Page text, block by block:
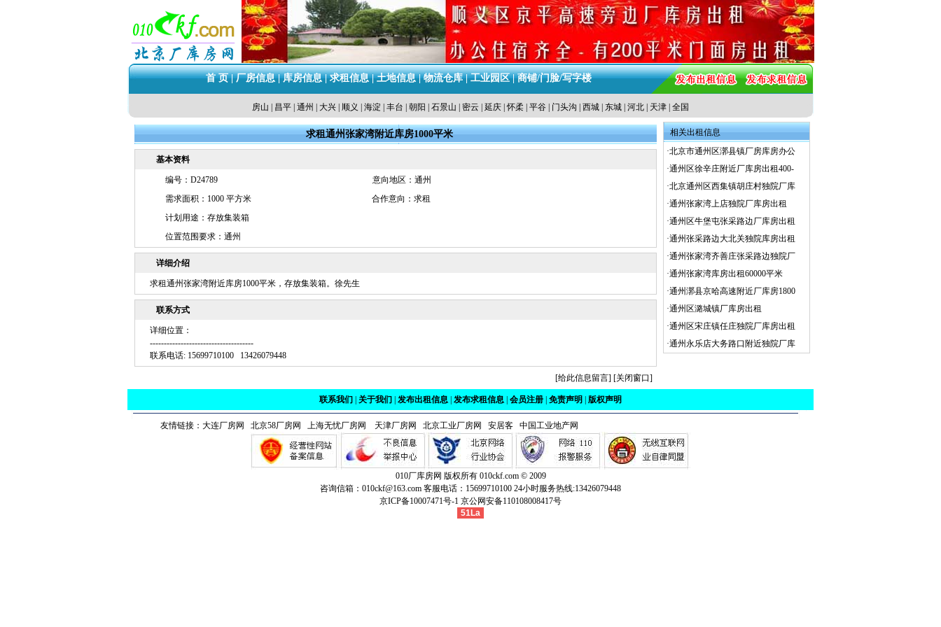
首 页|厂房信息|库房信息|求租信息|土地信息|物流仓库|工业园区|商铺/门脸/写字楼
房山 昌平 通州 大兴 顺义 海淀 丰台 朝阳 石景山 密云 延庆 |怀柔 平谷 门头沟 西城 东城 河北 天津 全国
求租通州张家湾附近库房1000平米
基本资料
编号：D24789
意向地区：通州
需求面积：1000 平方米
合作意向：求租
计划用途：存放集装箱
位置范围要求：通州
详细介绍
求租通州张家湾附近库房1000平米，存放集装箱。徐先生
联系方式
详细位置：
-------------------------------------
联系电话: 15699710100 13426079448
[给此信息留言] [关闭窗口]
相关出租信息
·北京市通州区漷县镇厂房库房办公
·通州区徐辛庄附近厂库房出租400-
·北京通州区西集镇胡庄村独院厂库
·通州张家湾上店独院厂库房出租
·通州区牛堡屯张采路边厂库房出租
·通州张采路边大北关独院库房出租
·通州张家湾齐善庄张采路边独院厂
·通州张家湾库房出租60000平米
·通州漷县京哈高速附近厂库房1800
·通州区潞城镇厂库房出租
·通州区宋庄镇任庄独院厂库房出租
·通州永乐店大务路口附近独院厂库
联系我们 关于我们 发布出租信息 发布求租信息 会员注册 免责声明 版权声明
友情链接： 大连厂房网 北京58厂房网 上海无忧厂房网 天津厂房网 北京工业厂房网 安居客 中国工业地产网
010厂库房网 版权所有 010ckf.com© 2009
咨询信箱：010ckf@163.com 客服电话：15699710100 24小时服务热线:13426079448
京ICP备10007471号-1 京公网安备110108008417号
51La